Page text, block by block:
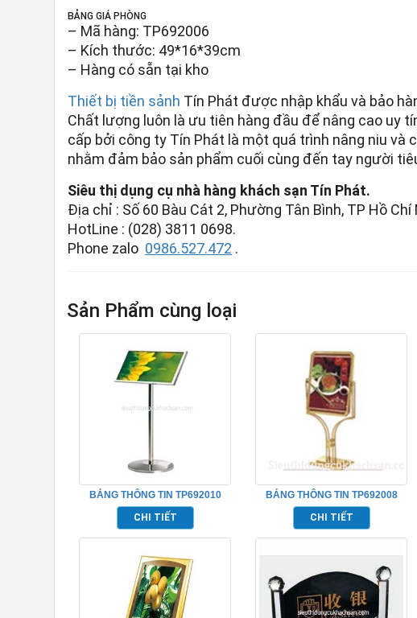
BẢNG GIÁ PHÒNG
– Mã hàng: TP692006
– Kích thước: 49*16*39cm
– Hàng có sẵn tại kho
Thiết bị tiền sảnh Tín Phát được nhập khẩu và bảo
Chất lượng luôn là ưu tiên hàng đầu để nâng cao uy
cấp bởi công ty Tín Phát là một quá trình nâng niu
nhằm đảm bảo sản phẩm cuối cùng đến tay người
Siêu thị dụng cụ nhà hàng khách sạn Tín Phát.
Địa chỉ : Số 60 Bàu Cát 2, Phường Tân Bình, TP Hồ Chí
HotLine : (028) 3811 0698.
Phone zalo 0986.527.472 .
Sản Phẩm cùng loại
BẢNG THÔNG TIN TP692010
CHI TIẾT
BẢNG THÔNG TIN TP692008
CHI TIẾT